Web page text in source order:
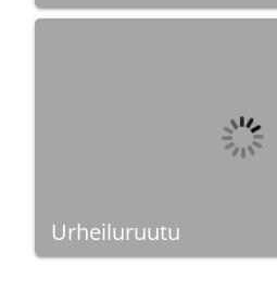
Urheiluruutu